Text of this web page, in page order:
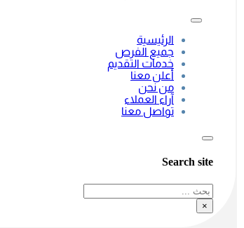
الرئيسية
جميع الفرص
خدمات التقديم
أعلن معنا
من نحن
آراء العملاء
تواصل معنا
Search site
بحث
×